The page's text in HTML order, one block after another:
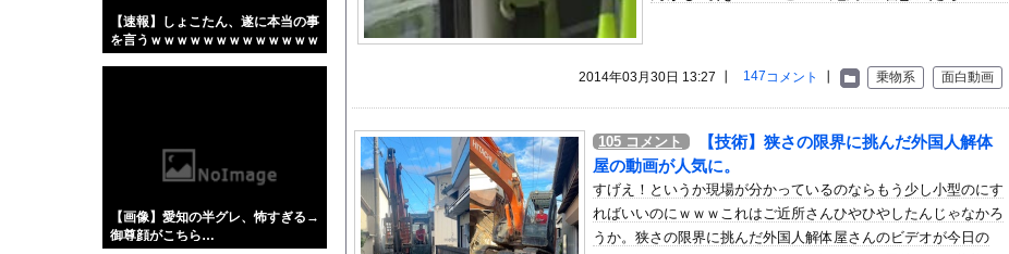
【速報】しょこたん、遂に本当の事
を言うｗｗｗｗｗｗｗｗｗｗｗｗｗ
【画像】愛知の半グレ、怖すぎる→
御尊顔がこちら…
【Xの車窓から】オービスかと思ったら野生の炊飯器で草 ほか
【衝撃】「かわいい虫」ランキング、ついに発表される
元子役の紫堂るいの競泳水着お○ぱいポロリ具合がエ□い
【悲報】赤ちゃんをゴミ箱に捨てた女、パパ活で8回も妊娠していた
外国人「理解できない」日本人ファンタジスタがまだ無所属で欧州人が困惑..獲得を求める...
【動画】 撮影走行でホンダADUO改良型エンジン（PU）を搭載したアストンマーチンが...
乗物系 面白動画
147コメント
2014年03月30日 13:27 ┃
105 コメント
【技術】狭さの限界に挑んだ外国人解体
屋の動画が人気に。
すげえ！というか現場が分かっているのならもう少し小型のにす
ればいいのにｗｗｗこれはご近所さんひやひやしたんじゃなかろ
うか。狭さの限界に挑んだ外国人解体屋さんのビデオが今日の